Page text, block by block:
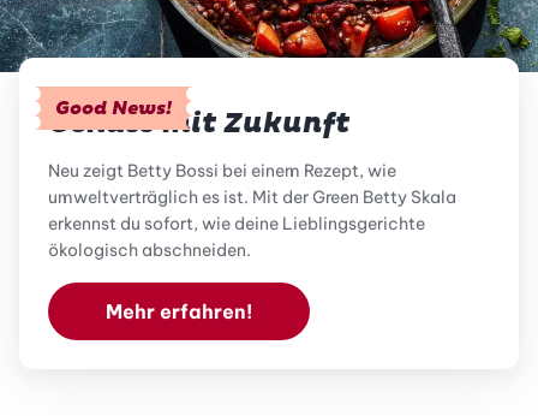
Good News!
Genuss mit Zukunft
Neu zeigt Betty Bossi bei einem Rezept, wie
umweltverträglich es ist. Mit der Green Betty Skala
erkennst du sofort, wie deine Lieblingsgerichte
ökologisch abschneiden.
Mehr erfahren!